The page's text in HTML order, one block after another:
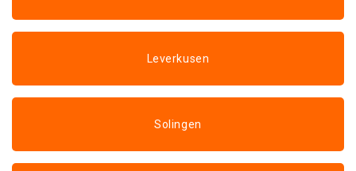
Leverkusen
Solingen